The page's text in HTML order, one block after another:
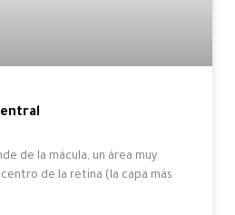
de la mácula, un área muy
de la retina (la capa más